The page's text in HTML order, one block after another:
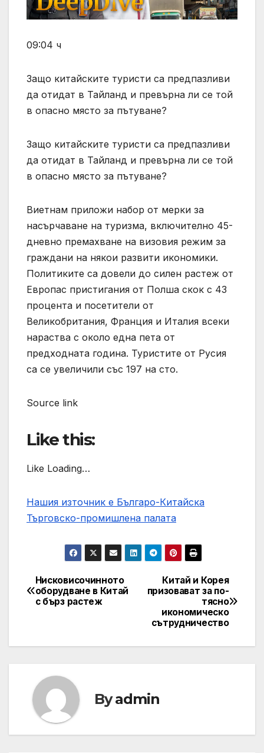
09:04 ч
Защо китайските туристи са предпазливи
да отидат в Тайланд и превърна ли се той
в опасно място за пътуване?
Защо китайските туристи са предпазливи
да отидат в Тайланд и превърна ли се той
в опасно място за пътуване?
Виетнам приложи набор от мерки за
насърчаване на туризма, включително 45-
дневно премахване на визовия режим за
граждани на някои развити икономики.
Политиките са довели до силен растеж от
Европас пристигания от Полша скок с 43
процента и посетители от
Великобритания, Франция и Италия всеки
нараства с около една пета от
предходната година. Туристите от Русия
са се увеличили със 197 на сто.
Source link
Like this:
Like Loading…
Нашия източник е Българо-Китайска
Търговско-промишлена палaта
Post
navigation
Китай и Корея
призовават за по-
тясно
икономическо
сътрудничество
Нисковисочинното
оборудване в Китай
с бърз растеж
Byadmin